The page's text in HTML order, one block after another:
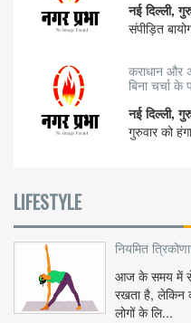
नई दिल्ली,
संपीड़ित
कराधान और
बिना चर्चा के
नई दिल्ली,
गुरुवार को
LIFESTYLE
नियमित
आज के समय में
रखता है, लेकिन
लोगों के लि...